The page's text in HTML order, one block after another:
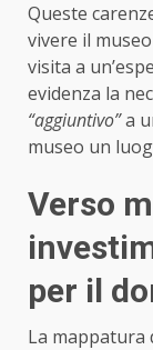
Queste
vivere il
visita a
evidenza la
“aggiuntivo”a
museo un
Verso
per il
La mappatura